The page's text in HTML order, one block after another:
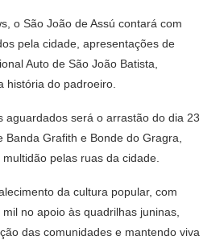
o São João de Assú contará com
pela cidade, apresentações de
Auto de São João Batista,
história do padroeiro.
aguardados será o arrastão do dia 23
Banda Grafith e Bonde do Gragra,
pelas ruas da cidade.
da cultura popular, com
no apoio às quadrilhas juninas,
das comunidades e mantendo viva